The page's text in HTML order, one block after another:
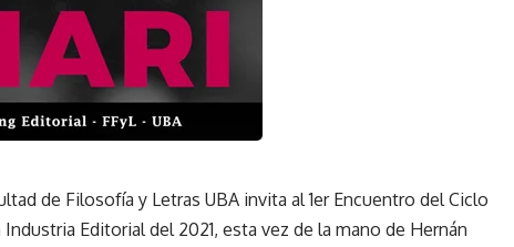
de Filosofía y Letras UBA invita al 1er Encuentro del Ciclo
Editorial del 2021, esta vez de la mano de Hernán